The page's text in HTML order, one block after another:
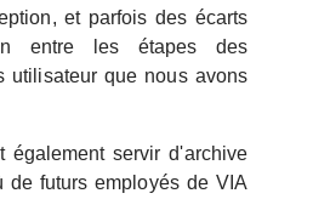
et parfois des écarts
entre les étapes des
utilisateur que nous avons
également servir d'archive
de futurs employés de VIA